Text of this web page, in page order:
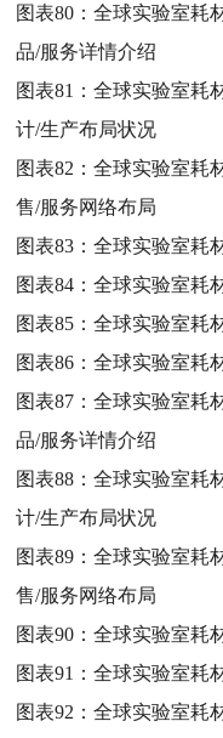
图表80：全球实验室耗
品/服务详情介绍
图表81：全球实验室耗
计/生产布局状况
图表82：全球实验室耗
售/服务网络布局
图表83：全球实验室耗
图表84：全球实验室耗
图表85：全球实验室耗
图表86：全球实验室耗
图表87：全球实验室耗
品/服务详情介绍
图表88：全球实验室耗
计/生产布局状况
图表89：全球实验室耗
售/服务网络布局
图表90：全球实验室耗
图表91：全球实验室耗
图表92：全球实验室耗